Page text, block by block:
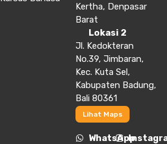
Kertha, Denpasar
Barat
Lokasi 2
Jl. Kedokteran
No.39, Jimbaran,
Kec. Kuta Sel,
Kabupaten Badung,
Bali 80361
Lihat Maps
WhatsApp